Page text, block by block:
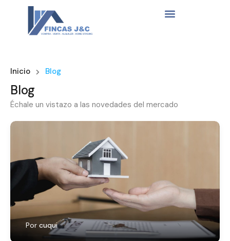
Inicio Blog
Blog
Échale un vistazo a las novedades del mercado
Por cuqui